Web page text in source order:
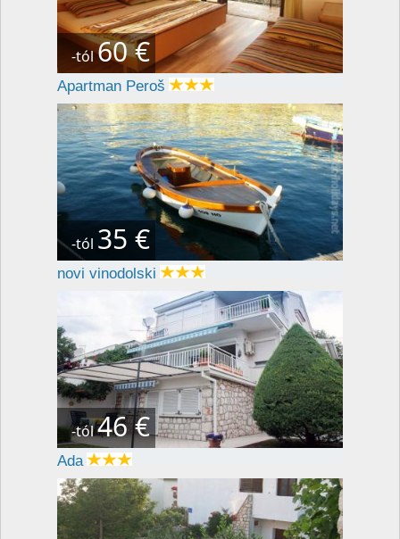
-tól60 €
Apartman Peroš
-tól 35 €
novi vinodolski
-tól46 €
Ada